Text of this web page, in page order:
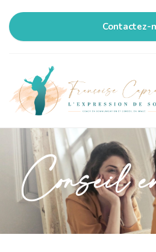
Contactez-
Conseil